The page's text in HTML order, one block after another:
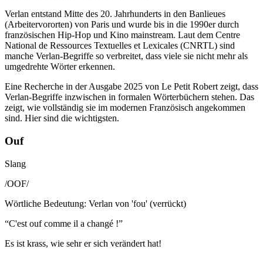
Verlan entstand Mitte des 20. Jahrhunderts in den Banlieues
(Arbeitervororten) von Paris und wurde bis in die 1990er durch
französischen Hip-Hop und Kino mainstream. Laut dem Centre
National de Ressources Textuelles et Lexicales (CNRTL) sind
manche Verlan-Begriffe so verbreitet, dass viele sie nicht mehr als
umgedrehte Wörter erkennen.
Eine Recherche in der Ausgabe 2025 von Le Petit Robert zeigt, dass
Verlan-Begriffe inzwischen in formalen Wörterbüchern stehen. Das
zeigt, wie vollständig sie im modernen Französisch angekommen
sind. Hier sind die wichtigsten.
Ouf
Slang
/OOF/
Wörtliche Bedeutung: Verlan von 'fou' (verrückt)
“C'est ouf comme il a changé !”
Es ist krass, wie sehr er sich verändert hat!